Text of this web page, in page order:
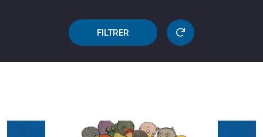
FILTRER